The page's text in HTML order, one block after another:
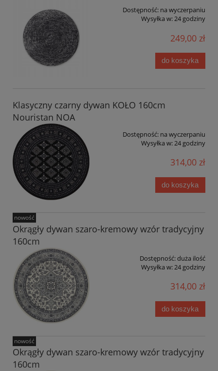
Dostępność: na wyczerpaniu
Wysyłka w:24 godziny
249,00 zł
do koszyka
Klasyczny czarny dywan KOŁO 160cm
Nouristan NOA
Dostępność: na wyczerpaniu
Wysyłka w:24 godziny
314,00 zł
do koszyka
Okrągły dywan szaro-kremowy wzór tradycyjny
160cm
Dostępność:duża ilość
Wysyłka w: 24 godziny
314,00 zł
do koszyka
nowość
Okrągły dywan szaro-kremowy wzór tradycyjny
160cm
nowość